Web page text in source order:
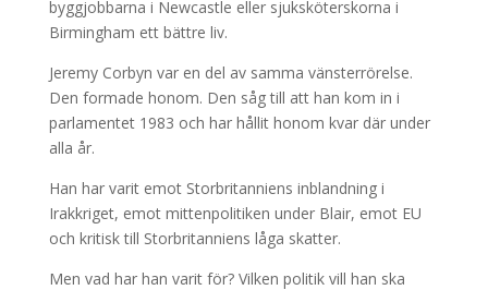
byggjobbarna i Newcastle eller sjuksköterskorna i
Birmingham ett bättre liv.
Jeremy Corbyn var en del av samma vänsterrörelse.
Den formade honom. Den såg till att han kom in i
parlamentet 1983 och har hållit honom kvar där under
alla år.
Han har varit emot Storbritanniens inblandning i
Irakkriget, emot mittenpolitiken under Blair, emot EU
och kritisk till Storbritanniens låga skatter.
Men vad har han varit för? Vilken politik vill han ska